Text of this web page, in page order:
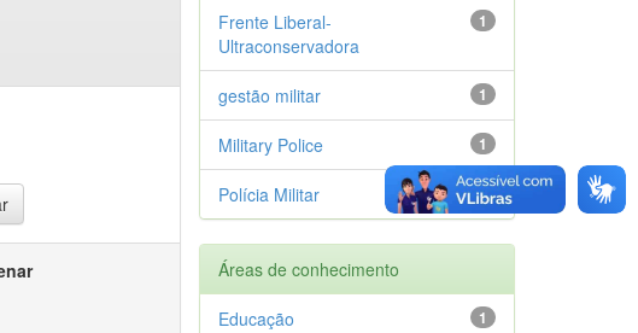
1
Frente Liberal-
Ultraconservadora
1
gestão militar
1
Military Police
1
Polícia Militar
Áreas de conhecimento
1
Educação